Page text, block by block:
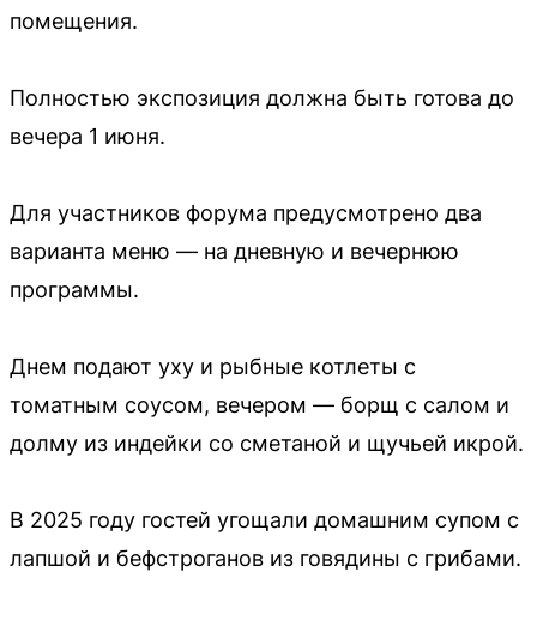
помещения.
Полностью экспозиция должна быть готова до
вечера 1 июня.
Для участников форума предусмотрено два
варианта меню — на дневную и вечернюю
программы.
Днем подают уху и рыбные котлеты с
томатным соусом, вечером — борщ с салом и
долму из индейки со сметаной и щучьей икрой.
В 2025 году гостей угощали домашним супом с
лапшой и бефстроганов из говядины с грибами.